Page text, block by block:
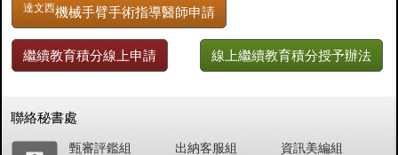
達文西機械手臂手術指導醫師申請
繼續教育積分線上申請 線上繼續教育積分授予辦法
聯絡秘書處
甄審評鑑組
出納客服組
資訊美編組